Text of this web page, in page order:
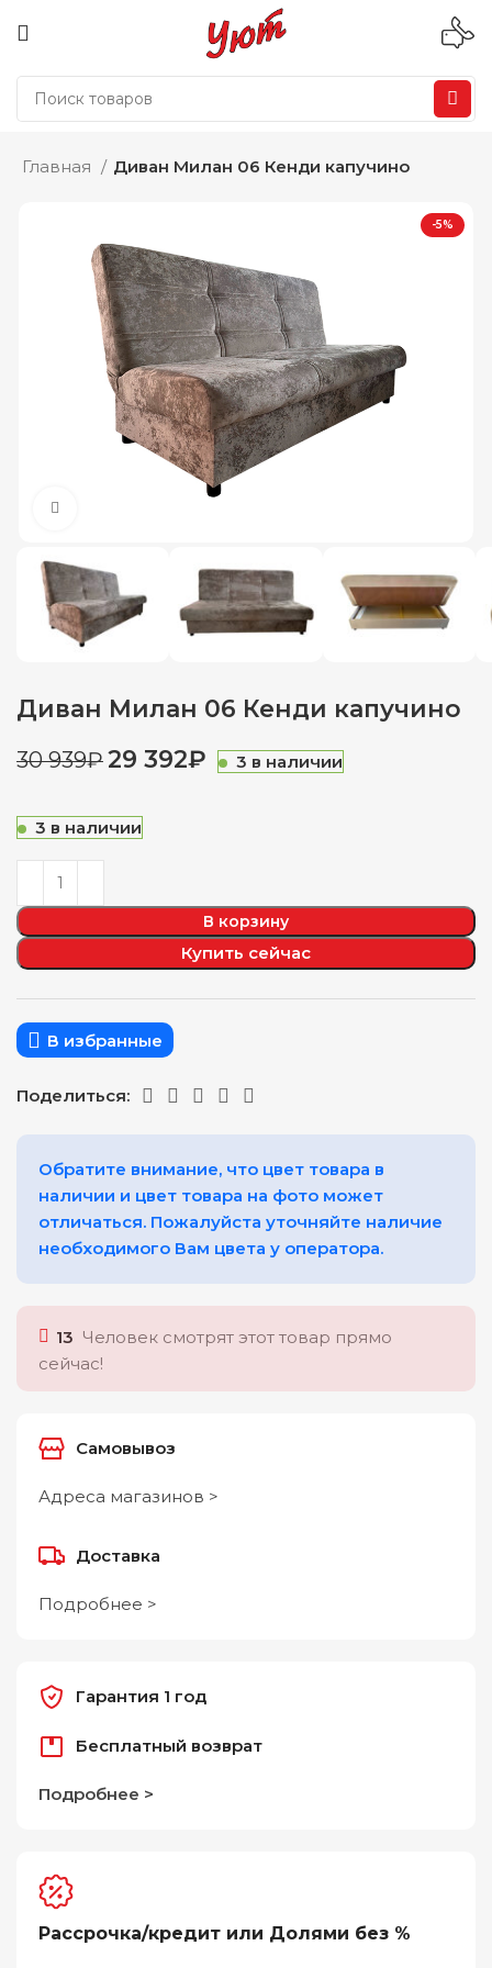
Главная Диван Милан 06 Кенди капучино
-5%
Диван Милан 06 Кенди капучино
30 939₽29 392₽ 3 в наличии
3 в наличии
В корзину
Купить сейчас
В избранные
Поделиться:
Обратите внимание, что цвет товара в
наличии и цвет товара на фото может
отличаться. Пожалуйста уточняйте наличие
необходимого Вам цвета у оператора.
13 Человек смотрят этот товар прямо
сейчас!
Самовывоз
Адреса магазинов >
Доставка
Подробнее >
Гарантия 1 год
Бесплатный возврат
Подробнее >
Рассрочка/кредит или Долями без %